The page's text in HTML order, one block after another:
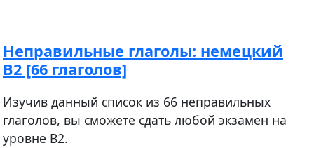
Неправильные глаголы: немецкий
В2 [66 глаголов]
Изучив данный список из 66 неправильных
глаголов, вы сможете сдать любой экзамен на
уровне В2.